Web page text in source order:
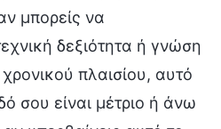
μπορείς να
δεξιότητα ή γνώση
πλαισίου, αυτό
σου είναι μέτριο ή άνω